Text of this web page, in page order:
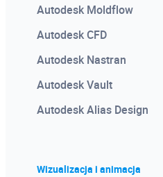
Autodesk Moldflow
Autodesk CFD
Autodesk Nastran
Autodesk Vault
Autodesk Alias Design
Wizualizacja i animacja